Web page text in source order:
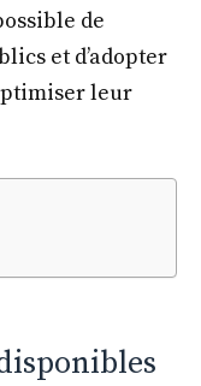
de
et d’adopter
leur